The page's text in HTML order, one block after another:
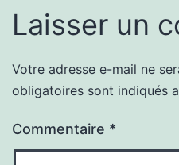
Laisser un
Votre adresse e-mail ne
obligatoires sont indiqués
Commentaire *